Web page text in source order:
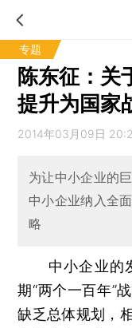
专题
陈东征：关
提升为国家
2014年03月09日
为让中小企业的
中小企业纳入全
略
中小企业的发
期“两个一百年”
缺乏总体规划，